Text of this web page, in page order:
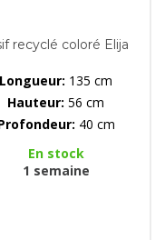
recyclé coloré Elija
Longueur: 135 cm
Hauteur: 56 cm
40 cm
En stock
1 semaine